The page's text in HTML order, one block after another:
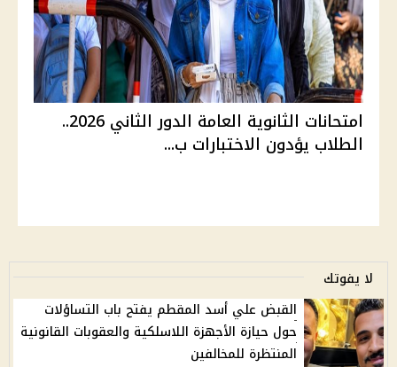
امتحانات الثانوية العامة الدور الثاني 2026..
الطلاب يؤدون الاختبارات ب...
لا يفوتك
القبض علي أسد المقطم يفتح باب التساؤلات
حول حيازة الأجهزة اللاسلكية والعقوبات القانونية
المنتظرة للمخالفين